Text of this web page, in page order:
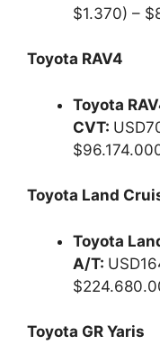
$1.370) –
Toyota RAV4
Toyota
CVT:
Toyota Land
Toyota
A/T:
Toyota GR Yaris